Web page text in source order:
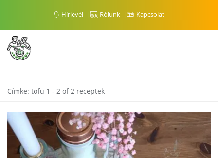
Hírlevél Rólunk Kapcsolat
Címke: tofu 1 - 2 of 2 receptek